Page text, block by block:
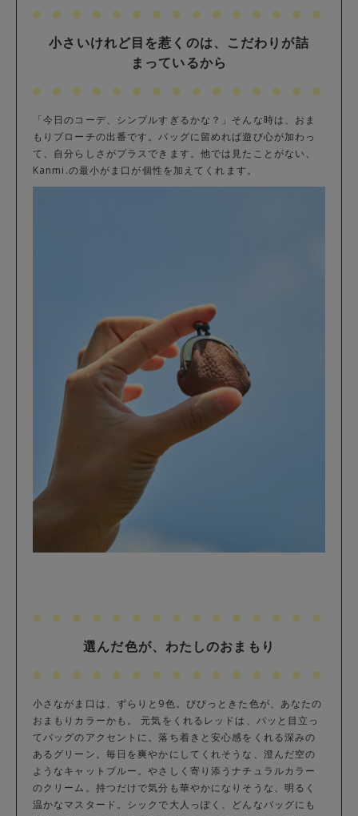
小さいけれど目を惹くのは、こだわりが詰
まっているから
「今日のコーデ、シンプルすぎるかな？」そんな時は、おま
もりブローチの出番です。バッグに留めれば遊び心が加わっ
て、自分らしさがプラスできます。他では見たことがない、
Kanmi.の最小がま口が個性を加えてくれます。
選んだ色が、わたしのおまもり
小さながま口は、ずらりと9色。ぴぴっときた色が、あなたの
おまもりカラーかも。 元気をくれるレッドは、パッと目立っ
てバッグのアクセントに。落ち着きと安心感をくれる深みの
あるグリーン。毎日を爽やかにしてくれそうな、澄んだ空の
ようなキャットブルー。やさしく寄り添うナチュラルカラー
のクリーム。持つだけで気分も華やかになりそうな、明るく
温かなマスタード。シックで大人っぽく、どんなバッグにも